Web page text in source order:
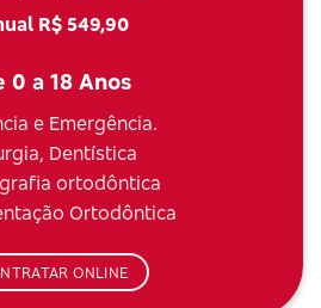
R$ 549,90
0 a 18 Anos
e Emergência.
Dentística
ortodôntica
Ortodôntica
ONLINE